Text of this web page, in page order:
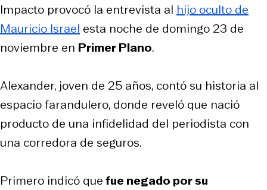
Impacto provocó la entrevista al hijo oculto de
Mauricio Israel esta noche de domingo 23 de
noviembre en Primer Plano.
Alexander, joven de 25 años, contó su historia al
espacio farandulero, donde reveló que nació
producto de una infidelidad del periodista con
una corredora de seguros.
Primero indicó quefue negado por su